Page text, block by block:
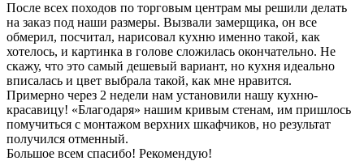
После всех походов по торговым центрам мы решили делать
на заказ под наши размеры. Вызвали замерщика, он все
обмерил, посчитал, нарисовал кухню именно такой, как
хотелось, и картинка в голове сложилась окончательно. Не
скажу, что это самый дешевый вариант, но кухня идеально
вписалась и цвет выбрала такой, как мне нравится.
Примерно через 2 недели нам установили нашу кухню-
красавицу! «Благодаря» нашим кривым стенам, им пришлось
помучиться с монтажом верхних шкафчиков, но результат
получился отменный.
Большое всем спасибо! Рекомендую!